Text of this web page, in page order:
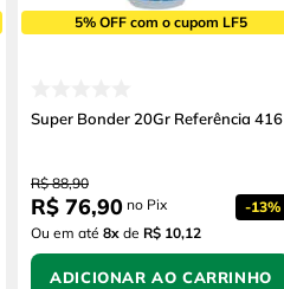
5% OFF com o cupom LF5
Super Bonder 20Gr Referência 416
R$ 88,90
R$ 76,90 no Pix -13%
Ou em até 8x de R$ 10,12
ADICIONAR AO CARRINHO